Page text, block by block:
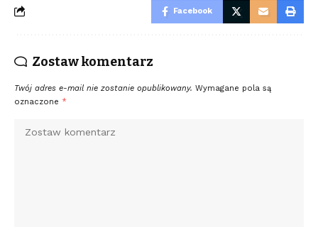
Facebook
Zostaw komentarz
Twój adres e-mail nie zostanie opublikowany. Wymagane pola są
oznaczone *